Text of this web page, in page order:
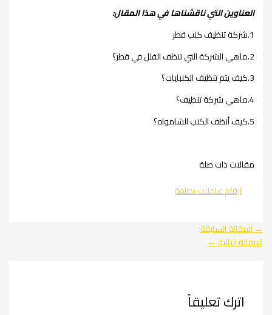
العناوين التي ناقشناها في هذا المقال:
1.شركة تنظيف كنب قطر
2.ماهي الشركة التي تنظف الفلل في قطر؟
3.كيف يتم تنظيف الكنبايات؟
4.ماهي شركة تنظيف؟
5.كيف أنظف الكنب الشامواه؟
مقالات ذات صلة
ارقام عاملات نظافة
→المقالة السابقة
المقالة التالية←
اترك تعليقاً